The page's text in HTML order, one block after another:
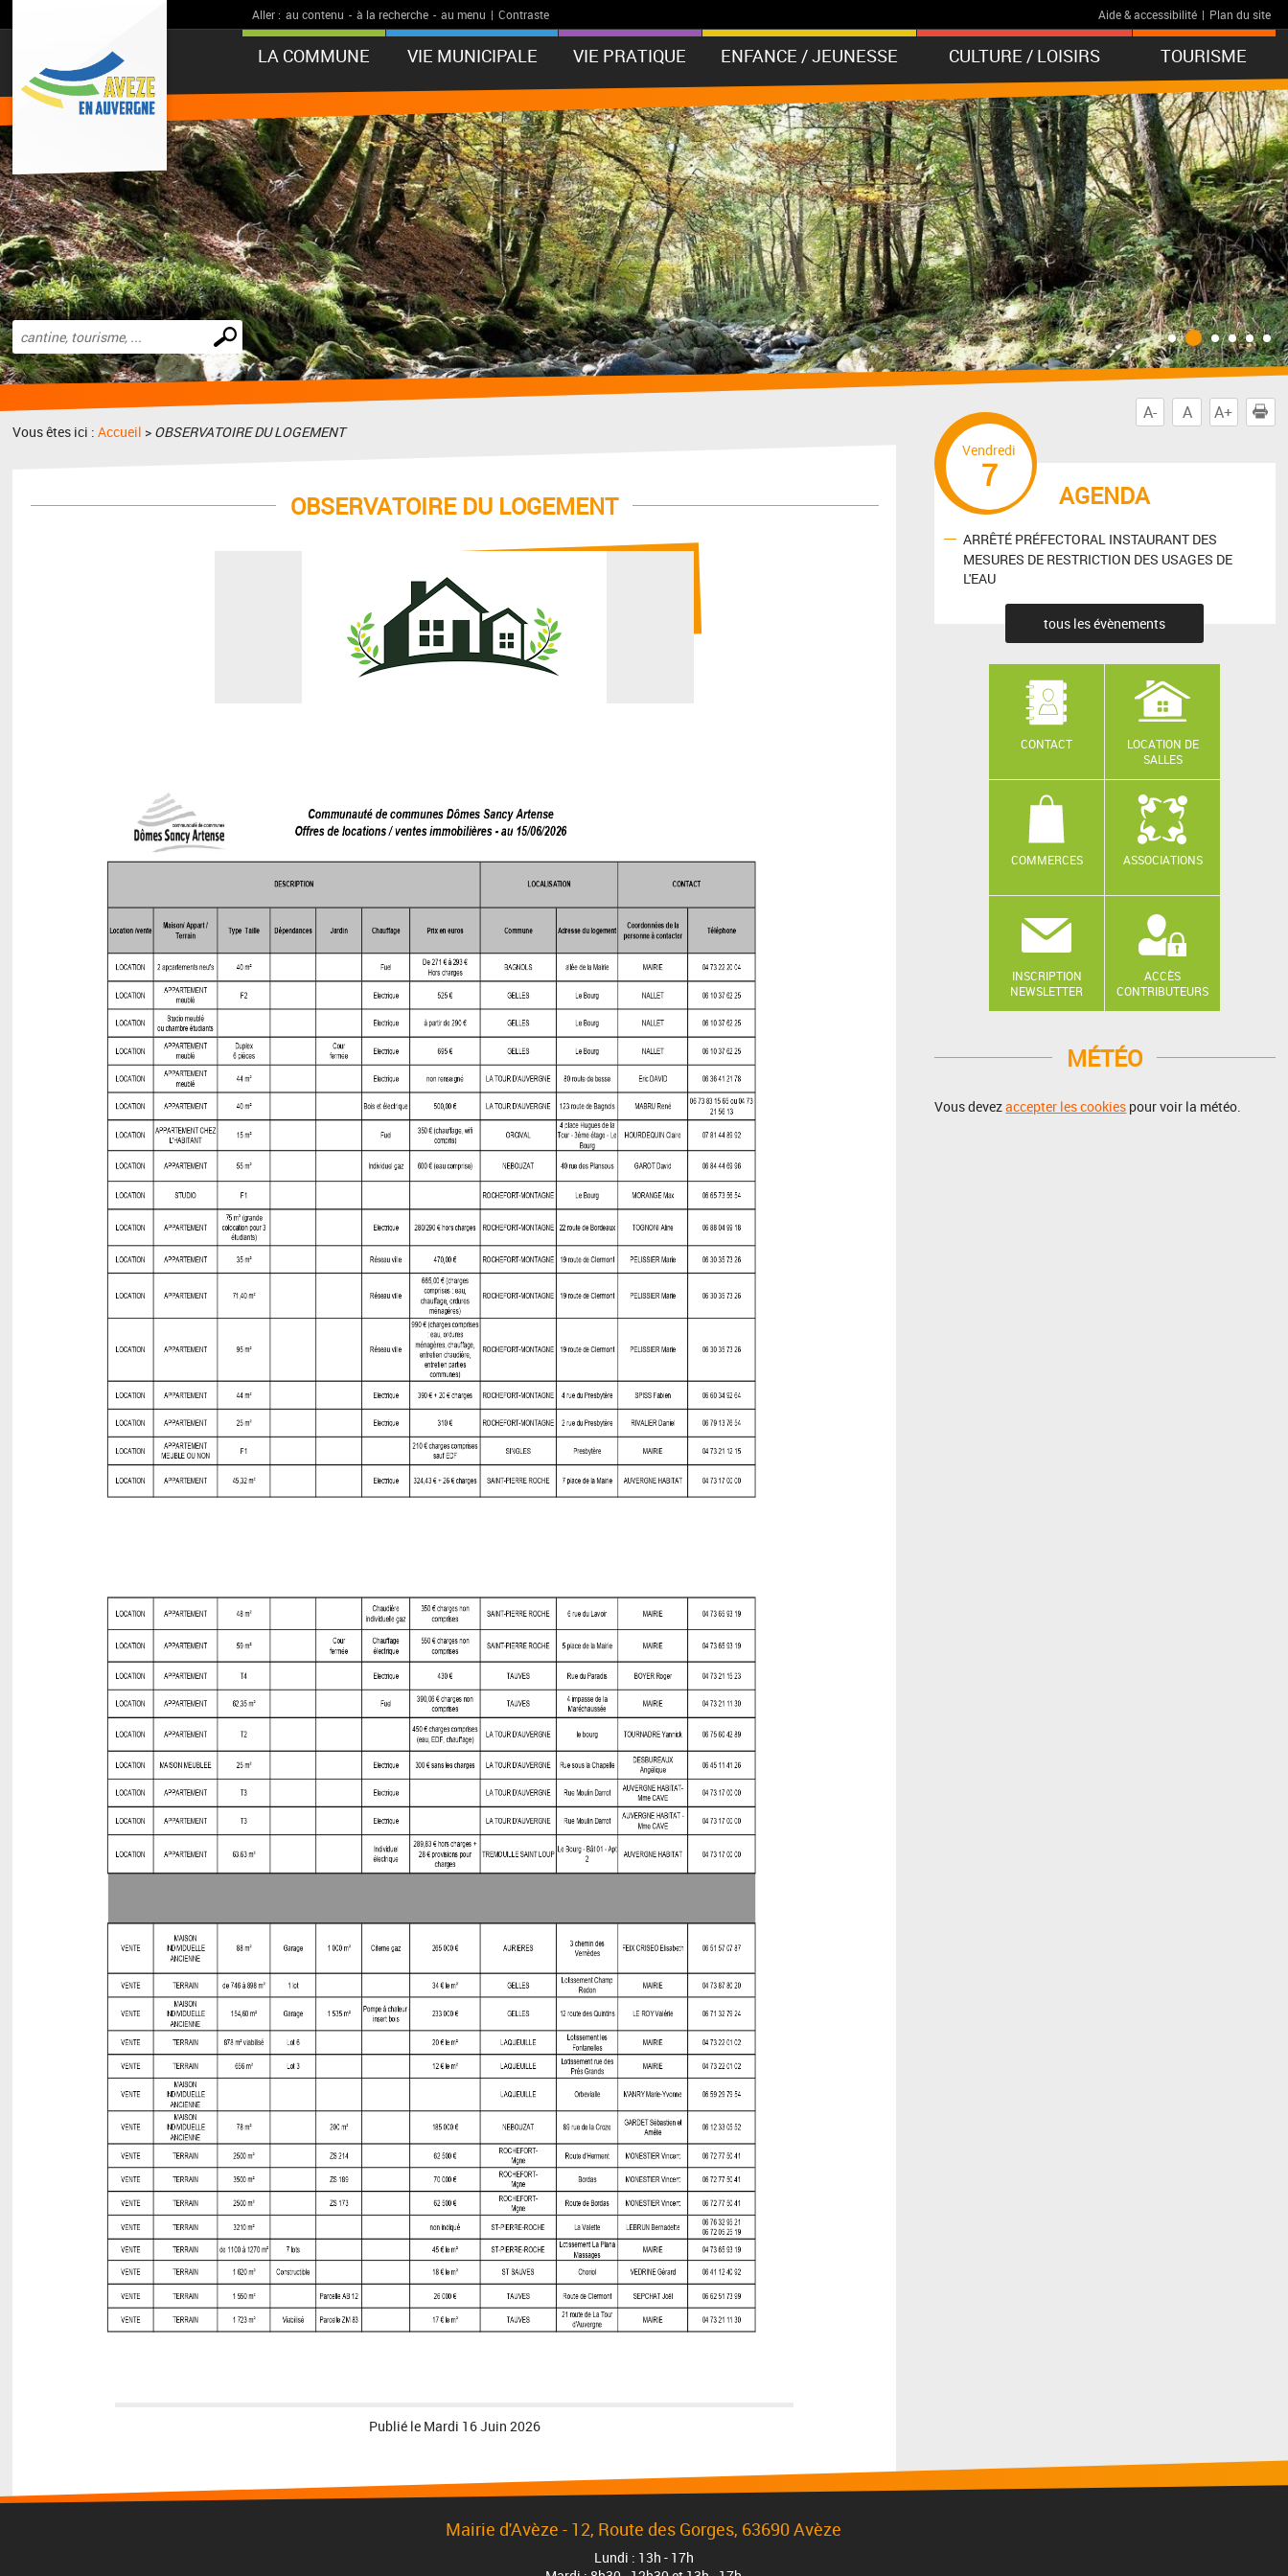
Aller : au contenu - à la recherche - au menu | Contraste Aide & accessibilité | Plan du site
LA COMMUNE VIE MUNICIPALE VIE PRATIQUE ENFANCE / JEUNESSE CULTURE / LOISIRS TOURISME
Effectuer
une
recherche
A- A A+
Vous êtes ici :Accueil > OBSERVATOIRE DU LOGEMENT
OBSERVATOIRE DU LOGEMENT
Publié le Mardi 16 Juin 2026
AGENDA
Vendredi
7
ARRÊTÉ PRÉFECTORAL INSTAURANT DES
MESURES DE RESTRICTION DES USAGES DE
L'EAU
tous les évènements
CONTACT
LOCATION DE
SALLES
COMMERCES ASSOCIATIONS
INSCRIPTION
NEWSLETTER
ACCÈS
CONTRIBUTEURS
MÉTÉO
Vous devezaccepter les cookies pour voir la météo.
Mairie d'Avèze - 12, Route des Gorges, 63690 Avèze
Lundi : 13h - 17h